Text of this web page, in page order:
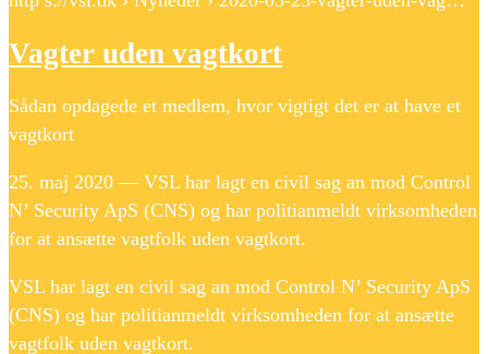
Vagter uden vagtkort
Sådan opdagede et medlem, hvor vigtigt det er at have et
vagtkort
25. maj 2020 — VSL har lagt en civil sag an mod Control
N’ Security ApS (CNS) og har politianmeldt virksomheden
for at ansætte vagtfolk uden vagtkort.
VSL har lagt en civil sag an mod Control N’ Security ApS
(CNS) og har politianmeldt virksomheden for at ansætte
vagtfolk uden vagtkort.